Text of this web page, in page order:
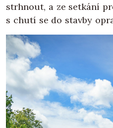
strhnout, a ze setkání
s chutí se do stavby